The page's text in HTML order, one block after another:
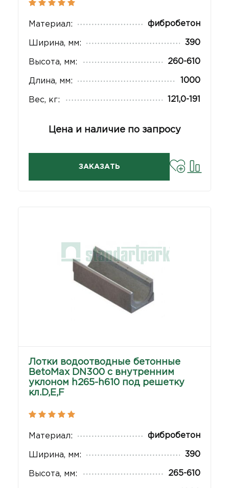
Материал: фибробетон
Ширина, мм: 390
Высота, мм: 260-610
Длина, мм: 1000
Вес, кг: 121,0-191
Цена и наличие по запросу
ЗАКАЗАТЬ
Лотки водоотводные бетонные
BetoMax DN300 с внутренним
уклоном h265-h610 под решетку
кл.D,Е,F
Материал: фибробетон
Ширина, мм: 390
Высота, мм: 265-610